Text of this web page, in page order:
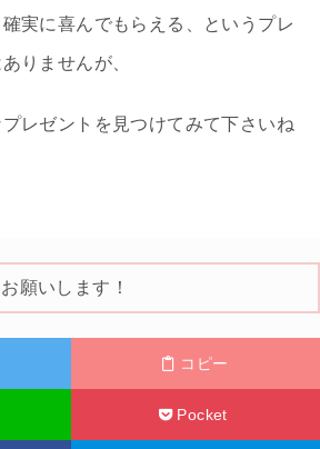
実に喜んでもらえる、というプレ
りませんが、
レゼントを見つけてみて下さいね
願いします！
コピー
Pocket